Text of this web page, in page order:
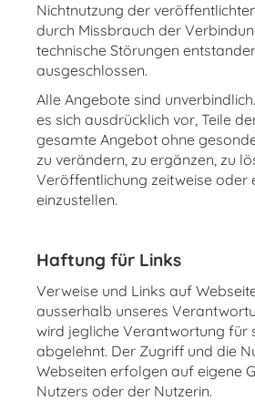
Nichtnutzung der
durch Missbrauch der
technische Störungen
ausgeschlossen.
Alle Angebote sind
es sich ausdrücklich vor, Teile
gesamte Angebot ohne
zu verändern, zu ergänzen, zu
Veröffentlichung zeitweise oder
einzustellen.
Haftung für Links
Verweise und Links auf
ausserhalb unseres
wird jegliche Verantwortung für
abgelehnt. Der Zugriff und die
Webseiten erfolgen auf eigene
Nutzers oder der Nutzerin.